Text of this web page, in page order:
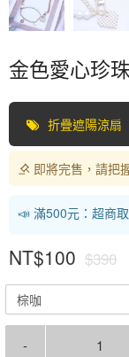
金色愛心珍
折疊遮陽涼扇
即將完售，請把
📣 滿500元：超商
NT$100 $390
棕咖
-